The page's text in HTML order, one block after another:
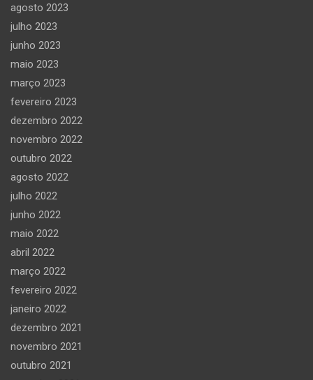
agosto 2023
julho 2023
junho 2023
maio 2023
março 2023
fevereiro 2023
dezembro 2022
novembro 2022
outubro 2022
agosto 2022
julho 2022
junho 2022
maio 2022
abril 2022
março 2022
fevereiro 2022
janeiro 2022
dezembro 2021
novembro 2021
outubro 2021